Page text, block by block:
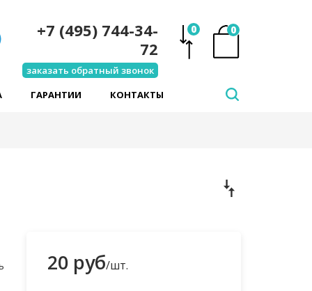
0
0
+7 (495) 744-34-
72
заказать обратный звонок
ГАРАНТИИ КОНТАКТЫ
20 руб/шт.